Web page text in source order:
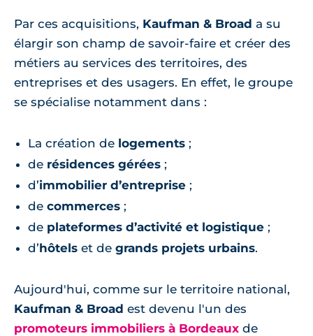
Par ces acquisitions, Kaufman & Broad a su
élargir son champ de savoir-faire et créer des
métiers au services des territoires, des
entreprises et des usagers. En effet, le groupe
se spécialise notamment dans :
La création de logements ;
de résidences gérées ;
d’immobilier d’entreprise ;
de commerces ;
de plateformes d’activité et logistique ;
d’hôtels et de grands projets urbains.
Aujourd'hui, comme sur le territoire national,
Kaufman & Broad est devenu l'un des
promoteurs immobiliers à Bordeaux de